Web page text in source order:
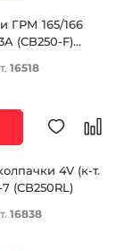
ГРМ 165/166
(CB250-F)
3 (CBS300) и
16518
4V (к-т.
(CB250RL)
16838